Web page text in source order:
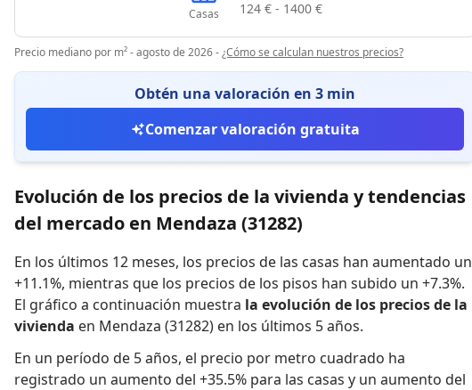
Casas 124 € - 1400 €
Precio mediano por m² - agosto de 2026-¿Cómo se calculan nuestros precios?
Obtén una valoración en 3 min
Comenzar valoración gratuita
Evolución de los precios de la vivienda y tendencias
del mercado en Mendaza (31282)
En los últimos 12 meses, los precios de las casas han aumentado un
+11.1%, mientras que los precios de los pisos han subido un +7.3%.
El gráfico a continuación muestra la evolución de los precios de la
vivienda en Mendaza (31282) en los últimos 5 años.
En un período de 5 años, el precio por metro cuadrado ha
registrado un aumento del +35.5% para las casas y un aumento del